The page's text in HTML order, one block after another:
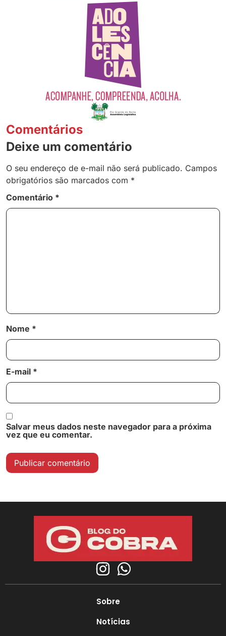
Comentários
Deixe um comentário
O seu endereço de e-mail não será publicado. Campos
obrigatórios são marcados com *
Comentário *
Nome *
E-mail *
Salvar meus dados neste navegador para a próxima
vez que eu comentar.
Sobre
Notícias